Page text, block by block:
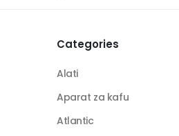
Categories
Alati
Aparat za kafu
Atlantic